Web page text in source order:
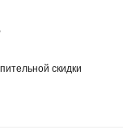
скидки